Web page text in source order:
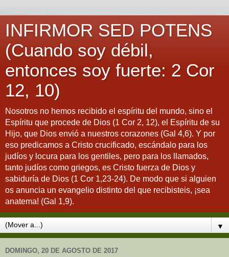
INFIRMOR SED POTENS
(Cuando soy débil,
entonces soy fuerte: 2 Cor
12, 10)
Nosotros no hemos recibido el espíritu del mundo, sino el
Espíritu que procede de Dios (1 Cor 2, 12), el Espíritu de su
Hijo, que Dios envió a nuestros corazones (Gal 4,6). Y por
eso predicamos a Cristo crucificado, escándalo para los
judíos y locura para los gentiles, pero para los llamados,
tanto judíos como griegos, es Cristo fuerza de Dios y
sabiduría de Dios (1 Cor 1,23-24). De modo que si alguien
os anuncia un evangelio distinto del que recibisteis, ¡sea
anatema! (Gal 1,9).
▼
DOMINGO, 20 DE AGOSTO DE 2017